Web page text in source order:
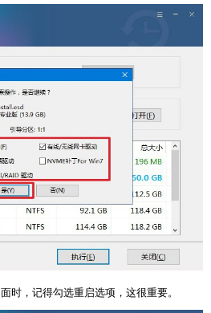
时，记得勾选重启选项，这很重要。